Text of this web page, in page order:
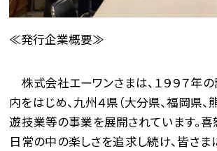
≪発行企業概要≫
株式会社エーワンさまは、１９９７年
内をはじめ、九州４県（大分県、福岡県、
遊技業等の事業を展開されています。
日常の中の楽しさを追求し続け、皆さ